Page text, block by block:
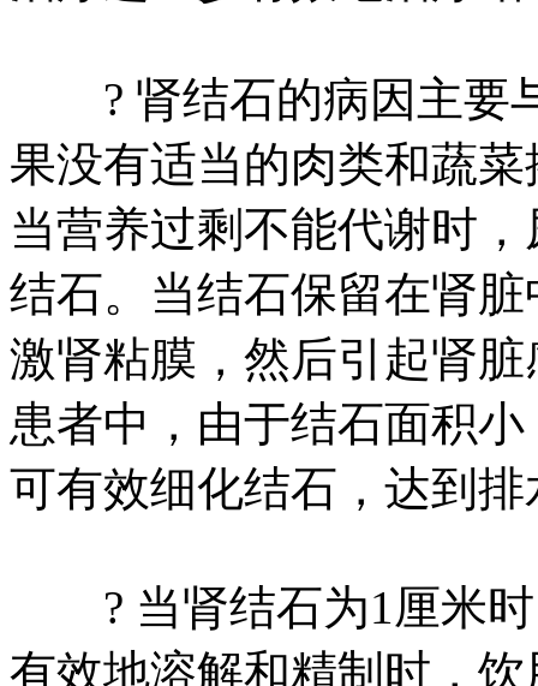
? 肾结石的病因主要
果没有适当的肉类和蔬
当营养过剩不能代谢时
结石。当结石保留在肾
激肾粘膜，然后引起肾
患者中，由于结石面积
可有效细化结石，达到
? 当肾结石为1厘米时
有效地溶解和精制时，